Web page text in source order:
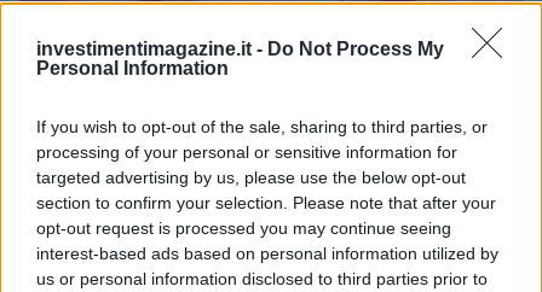
investimentimagazine.it - Do Not Process My
Personal Information
If you wish to opt-out of the sale, sharing to third parties, or
processing of your personal or sensitive information for
targeted advertising by us, please use the below opt-out
section to confirm your selection. Please note that after your
opt-out request is processed you may continue seeing
interest-based ads based on personal information utilized by
us or personal information disclosed to third parties prior to
Mutui: aumentano le richieste tra le famiglie
italiane
Il mercato del credito immobiliare italiano sta vivendo una fase di
profonda trasformazione e rinnovato vigore.
Redazione Investimenti Magazine · 29 Dic 2025